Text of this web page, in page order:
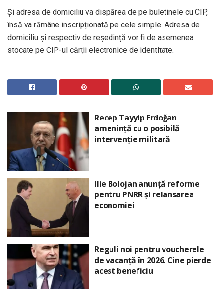
Și adresa de domiciliu va dispărea de pe buletinele cu CIP,
însă va rămâne inscripționată pe cele simple. Adresa de
domiciliu și respectiv de reședință vor fi de asemenea
stocate pe CIP-ul cărții electronice de identitate.
Recep Tayyip Erdoğan
amenință cu o posibilă
intervenție militară
Ilie Bolojan anunță reforme
pentru PNRR și relansarea
economiei
Reguli noi pentru voucherele
de vacanță în 2026. Cine pierde
acest beneficiu